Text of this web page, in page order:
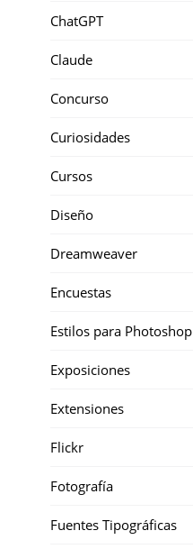
ChatGPT
Claude
Concurso
Curiosidades
Cursos
Diseño
Dreamweaver
Encuestas
Estilos para Photoshop
Exposiciones
Extensiones
Flickr
Fotografía
Fuentes Tipográficas